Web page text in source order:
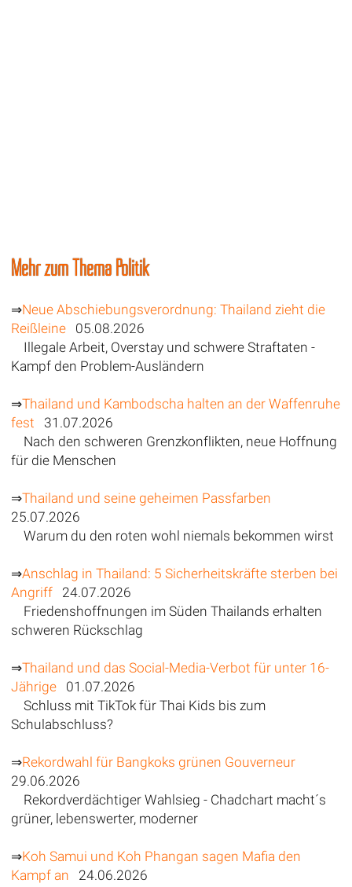
Mehr zum Thema Politik
⇒Neue Abschiebungsverordnung: Thailand zieht die
Reißleine05.08.2026
Illegale Arbeit, Overstay und schwere Straftaten -
Kampf den Problem-Ausländern
⇒Thailand und Kambodscha halten an der Waffenruhe
fest 31.07.2026
Nach den schweren Grenzkonflikten, neue Hoffnung
für die Menschen
⇒Thailand und seine geheimen Passfarben
25.07.2026
Warum du den roten wohl niemals bekommen wirst
⇒Anschlag in Thailand: 5 Sicherheitskräfte sterben bei
Angriff24.07.2026
Friedenshoffnungen im Süden Thailands erhalten
schweren Rückschlag
⇒Thailand und das Social-Media-Verbot für unter 16-
Jährige01.07.2026
Schluss mit TikTok für Thai Kids bis zum
Schulabschluss?
⇒Rekordwahl für Bangkoks grünen Gouverneur
29.06.2026
Rekordverdächtiger Wahlsieg - Chadchart macht´s
grüner, lebenswerter, moderner
⇒Koh Samui und Koh Phangan sagen Mafia den
Kampf an 24.06.2026